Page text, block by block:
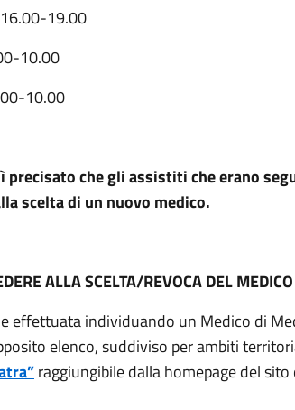
16.00-19.00
10.00
10.00
precisato che gli assistiti che erano
scelta di un nuovo medico.
ALLA SCELTA/REVOCA DEL
effettuata individuando un Medico di
elenco, suddiviso per ambiti
raggiungibile dalla homepage del sito